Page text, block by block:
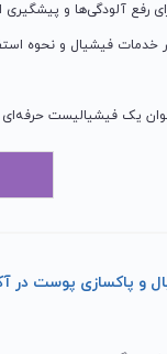
رفع آلودگی‌ها و
خدمات فیشیال و نحوه
یک فیشیالیست
و پاکسازی پوست در